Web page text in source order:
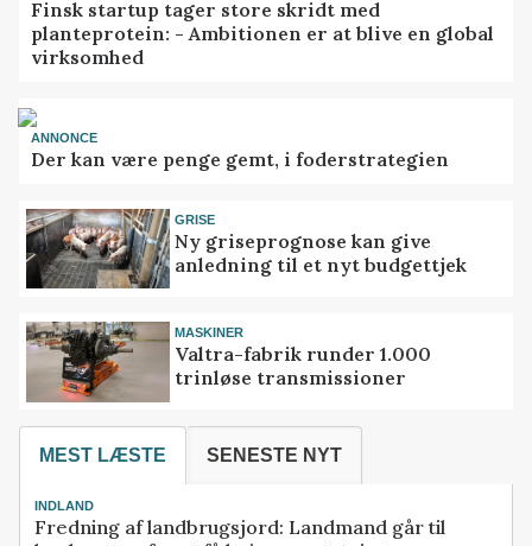
Finsk startup tager store skridt med
planteprotein: - Ambitionen er at blive en global
virksomhed
ANNONCE
Der kan være penge gemt, i foderstrategien
GRISE
Ny griseprognose kan give
anledning til et nyt budgettjek
MASKINER
Valtra-fabrik runder 1.000
trinløse transmissioner
MEST LÆSTE SENESTE NYT
INDLAND
Fredning af landbrugsjord: Landmand går til